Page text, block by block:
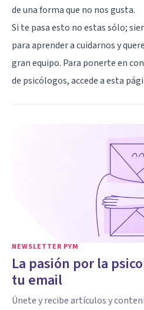
de una forma que no nos gusta.
Si te pasa esto no estas sólo;
para aprender a cuidarnos y
gran equipo. Para ponerte en
de psicólogos, accede aesta
NEWSLETTER PYM
La pasión por la
tu email
Únete y recibe artículos y